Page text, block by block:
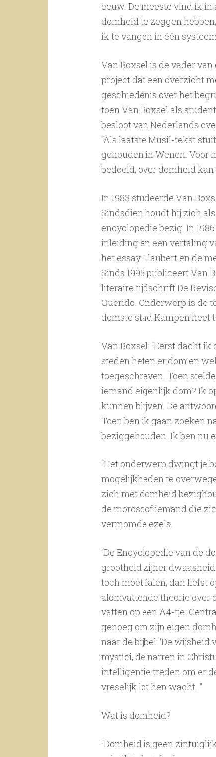
eeuw. De meeste vind ik
domheid te zeggen
ik te vangen in één
Van Boxsel is de vader
project dat een overzicht
geschiedenis over het
toen Van Boxsel als
besloot van Nederlands
“Als laatste Musil-tekst
gehouden in Wenen. Voor
bedoeld, over domheid kan
In 1983 studeerde Van
Sindsdien houdt hij zich
encyclopedie bezig. In
inleiding en een vertaling
het essay Flaubert en de
Sinds 1995 publiceert Van
literaire tijdschrift De
Querido. Onderwerp is de
domste stad Kampen heet
Van Boxsel: “Eerst dacht
steden heten er dom en
toegeschreven. Toen
iemand eigenlijk dom? Ik
kunnen blijven. De
Toen ben ik gaan zoeken
beziggehouden. Ik ben nu
“Het onderwerp dwingt je
mogelijkheden te
zich met domheid
de morosoof iemand die
vermomde ezels.
“De Encyclopedie van de
grootheid zijner dwaasheid
toch moet falen, dan liefst
alomvattende theorie over
vatten op een A4-tje.
genoeg om zijn eigen
naar de bijbel: ‘De wijsheid
mystici, de narren in
intelligentie treden om er
vreselijk lot hen wacht. ”
Wat is domheid?
“Domheid is geen